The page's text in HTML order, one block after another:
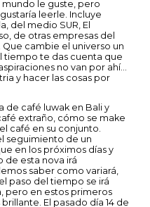
le guste, pero
leerle. Incluye
del medio SUR, El
de otras empresas del
cambie el universo un
tiempo te das cuenta que
no van por ahí…
y hacer las cosas por
de café luwak en Bali y
extraño, cómo se make
café en su conjunto.
seguimiento de un
en los próximos días y
de esta nova irá
saber como variará,
paso del tiempo se irá
pero en estos primeros
El pasado día 14 de